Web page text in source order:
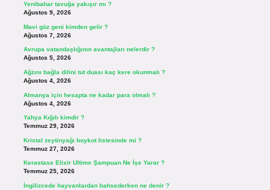
Yenibahar tavuğa yakışır mı ?
Ağustos 9, 2026
Mavi göz geni kimden gelir ?
Ağustos 7, 2026
Avrupa vatandaşlığının avantajları nelerdir ?
Ağustos 5, 2026
Ağzını bağla dilini tut duası kaç kere okunmalı ?
Ağustos 4, 2026
Almanya için hesapta ne kadar para olmalı ?
Ağustos 4, 2026
Yahya Kığılı kimdir ?
Temmuz 29, 2026
Kristal zeytinyağı boykot listesinde mi ?
Temmuz 27, 2026
Kerastase Elixir Ultime Şampuan Ne İşe Yarar ?
Temmuz 25, 2026
İngilizcede hayvanlardan bahsederken ne denir ?